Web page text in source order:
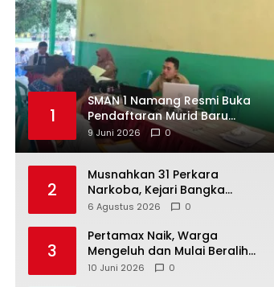
1
SMAN 1 Namang Resmi Buka
Pendaftaran Murid Baru
2026/2027
9 Juni 2026 0
2
Musnahkan 31 Perkara
Narkoba, Kejari Bangka
Tengah Tegaskan Komitmen
Tuntas
6 Agustus 2026 0
3
‎Pertamax Naik, Warga
Mengeluh dan Mulai Beralih
ke Pertalite Meski Harus Antre
10 Juni 2026 0